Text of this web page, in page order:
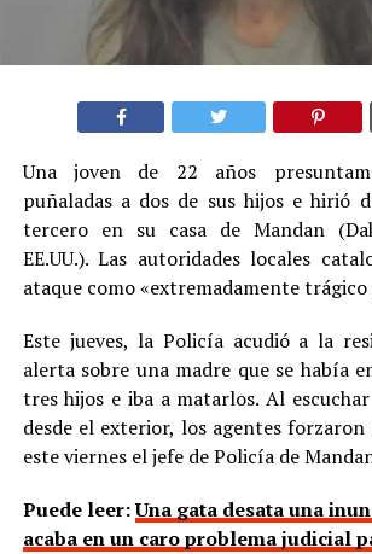
Una joven de 22 años
puñaladas a dos de sus hijos e hirió
tercero en su casa de Mandan
EE.UU.). Las autoridades locales
ataque como «extremadamente trágico
Este jueves, la Policía acudió a la
alerta sobre una madre que se había
tres hijos e iba a matarlos. Al
desde el exterior, los agentes
este viernes el jefe de Policía de
Puede leer:Una gata desata una
acaba en un caro problema judicial